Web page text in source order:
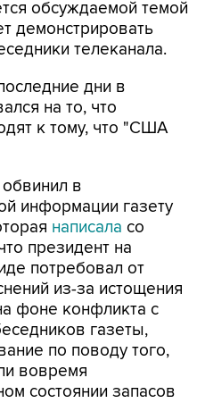
обсуждаемой темой
демонстрировать
телеканала.
дни в
на то, что
к тому, что "США
в
информации газету
написала со
президент на
потребовал от
из-за истощения
фоне конфликта с
газеты,
по поводу того,
вовремя
состоянии запасов